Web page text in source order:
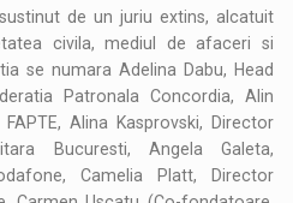
de un juriu extins, alcatuit
civila, mediul de afaceri si
se numara Adelina Dabu, Head
Patronala Concordia, Alin
Alina Kasprovski, Director
Bucuresti, Angela Galeta,
Camelia Platt, Director